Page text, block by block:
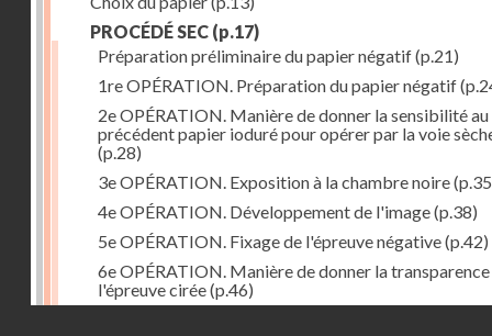
PROCÉDÉ SEC (p.17)
Préparation préliminaire du papier négatif(p.21)
1re OPÉRATION. Préparation du papier négatif
2e OPÉRATION. Manière de donner la sensibilité au
précédent papier ioduré pour opérer par la voie
(p.28)
3e OPÉRATION. Exposition à la chambre noire
4e OPÉRATION. Développement de l'image(p.38)
5e OPÉRATION. Fixage de l'épreuve négative(p.42)
6e OPÉRATION. Manière de donner la transparence
l'épreuve cirée(p.46)